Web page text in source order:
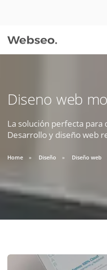
Diseno web
La solución perfecta para
Desarrollo y diseño web
Home Diseño Diseño web
09:30 AM A